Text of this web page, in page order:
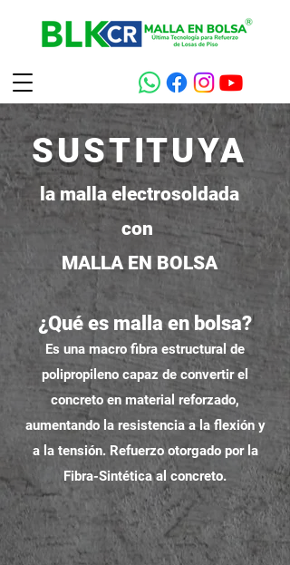
SUSTITUYA
la malla electrosoldada
con
MALLA EN BOLSA
¿Qué es malla en bolsa?
Es una macro fibra estructural de
polipropileno capaz de convertir el
concreto en material reforzado,
aumentando la resistencia a la flexión y
a la tensión. Refuerzo otorgado por la
Fibra-Sintética al concreto.